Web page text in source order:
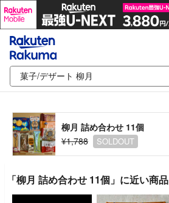
柳月 詰め合わせ 11個
¥1,788
SOLDOUT
「柳月 詰め合わせ 11個」に近い商品